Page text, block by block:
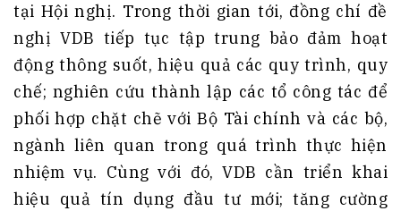
tại Hội nghị. Trong thời gian tới, đồng chí đề
nghị VDB tiếp tục tập trung bảo đảm hoạt
động thông suốt, hiệu quả các quy trình, quy
chế; nghiên cứu thành lập các tổ công tác để
phối hợp chặt chẽ với Bộ Tài chính và các bộ,
ngành liên quan trong quá trình thực hiện
nhiệm vụ. Cùng với đó, VDB cần triển khai
hiệu quả tín dụng đầu tư mới; tăng cường